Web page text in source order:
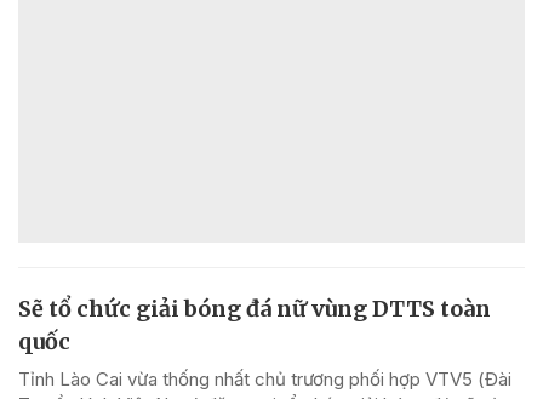
Sẽ tổ chức giải bóng đá nữ vùng DTTS toàn
quốc
Tỉnh Lào Cai vừa thống nhất chủ trương phối hợp VTV5 (Đài